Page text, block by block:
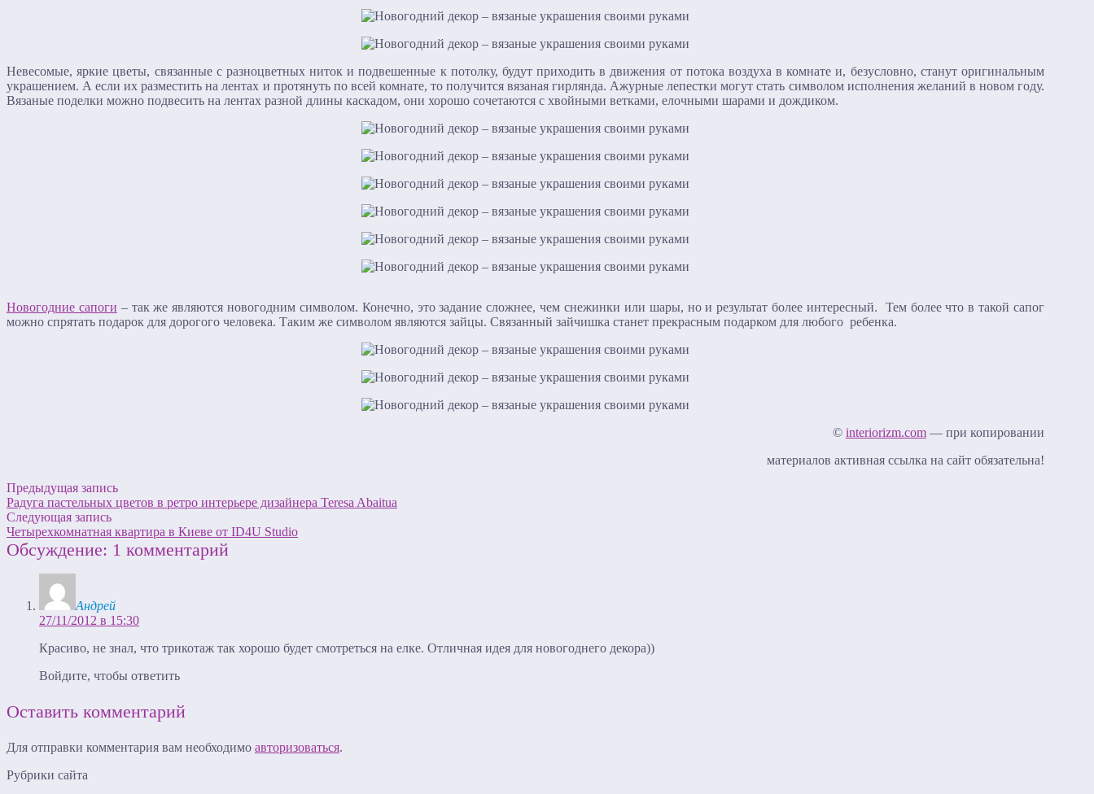
Невесомые, яркие цветы, связанные с разноцветных ниток и подвешенные к потолку, будут приходить в движения от потока воздуха в комнате и, безусловно, станут оригинальным
украшением. А если их разместить на лентах и протянуть по всей комнате, то получится вязаная гирлянда. Ажурные лепестки могут стать символом исполнения желаний в новом году.
Вязаные поделки можно подвесить на лентах разной длины каскадом, они хорошо сочетаются с хвойными ветками, елочными шарами и дождиком.
Новогодние сапоги – так же являются новогодним символом. Конечно, это задание сложнее, чем снежинки или шары, но и результат более интересный. Тем более что в такой сапог
можно спрятать подарок для дорогого человека. Таким же символом являются зайцы. Связанный зайчишка станет прекрасным подарком для любого ребенка.
© interiorizm.com— при копировании
материалов активная ссылка на сайт обязательна!
Предыдущая запись
Радуга пастельных цветов в ретро интерьере дизайнера Teresa Abaitua
Следующая запись
Четырехкомнатная квартира в Киеве от ID4U Studio
Обсуждение: 1 комментарий
Андрей
27/11/2012 в 15:30
Красиво, не знал, что трикотаж так хорошо будет смотреться на елке. Отличная идея для новогоднего декора))
Войдите, чтобы ответить
Оставить комментарий
Для отправки комментария вам необходимо авторизоваться.
Рубрики сайта